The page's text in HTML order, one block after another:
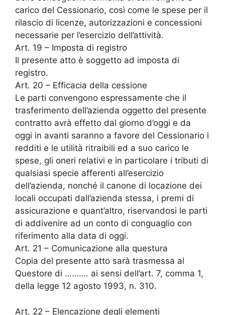
carico del Cessionario, così come le spese per il
rilascio di licenze, autorizzazioni e concessioni
necessarie per l’esercizio dell’attività.
Art. 19 – Imposta di registro
Il presente atto è soggetto ad imposta di
registro.
Art. 20 – Efficacia della cessione
Le parti convengono espressamente che il
trasferimento dell’azienda oggetto del presente
contratto avrà effetto dal giorno d’oggi e da
oggi in avanti saranno a favore del Cessionario i
redditi e le utilità ritraibili ed a suo carico le
spese, gli oneri relativi e in particolare i tributi di
qualsiasi specie afferenti all’esercizio
dell’azienda, nonché il canone di locazione dei
locali occupati dall’azienda stessa, i premi di
assicurazione e quant’altro, riservandosi le parti
di addivenire ad un conto di conguaglio con
riferimento alla data di oggi.
Art. 21 – Comunicazione alla questura
Copia del presente atto sarà trasmessa al
Questore di ………. ai sensi dell’art. 7, comma 1,
della legge 12 agosto 1993, n. 310.
Art. 22 – Elencazione degli elementi